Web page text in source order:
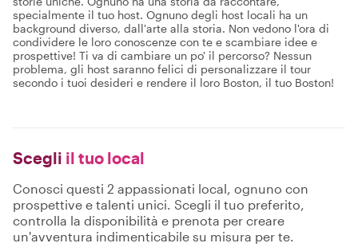
specialmente il tuo host. Ognuno degli host locali ha un
background diverso, dall'arte alla storia. Non vedono l'ora di
condividere le loro conoscenze con te e scambiare idee e
prospettive! Ti va di cambiare un po' il percorso? Nessun
problema, gli host saranno felici di personalizzare il tour
secondo i tuoi desideri e rendere il loro Boston, il tuo Boston!
Scegli il tuo local
Conosci questi 2 appassionati local, ognuno con
prospettive e talenti unici. Scegli il tuo preferito,
controlla la disponibilità e prenota per creare
un'avventura indimenticabile su misura per te.